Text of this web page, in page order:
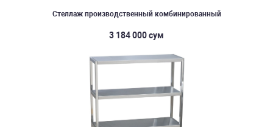
Стеллаж производственный комбинированный
3 184 000 сум